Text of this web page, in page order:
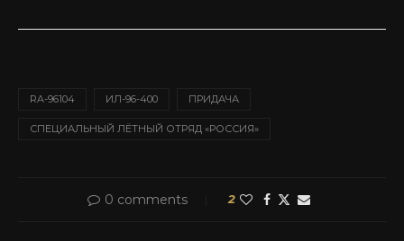
RA-96104 ИЛ-96-400 ПРИДАЧА
СПЕЦИАЛЬНЫЙ ЛЁТНЫЙ ОТРЯД «РОССИЯ»
0 comments 2